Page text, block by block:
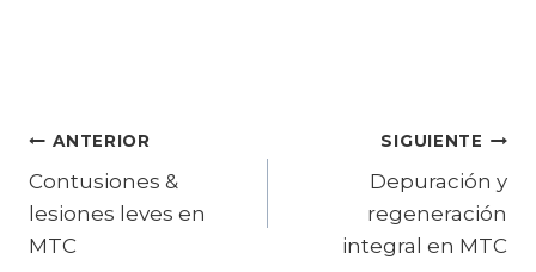
Navegación
de
entradas
ANTERIOR
Contusiones &
lesiones leves en
MTC
SIGUIENTE
Depuración y
regeneración
integral en MTC